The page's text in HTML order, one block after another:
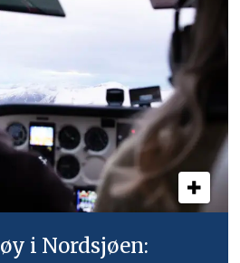
i Nordsjøen: